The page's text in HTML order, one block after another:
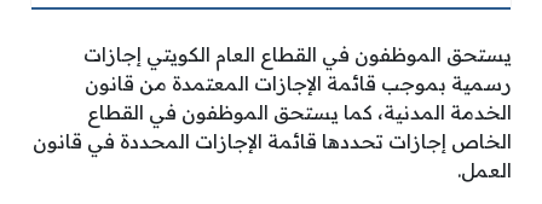
يستحق الموظفون في القطاع العام الكويتي إجازات
رسمية بموجب قائمة الإجازات المعتمدة من قانون
الخدمة المدنية، كما يستحق الموظفون في القطاع
الخاص إجازات تحددها قائمة الإجازات المحددة في قانون
العمل.